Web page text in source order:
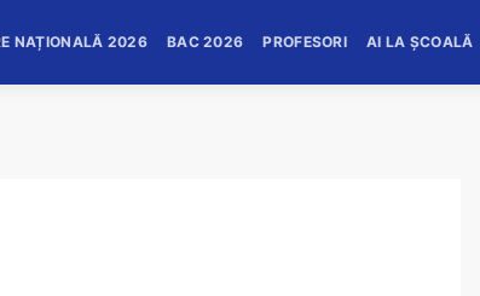
NAȚIONALĂ 2026 BAC 2026 PROFESORI AI LA ȘCOALĂ